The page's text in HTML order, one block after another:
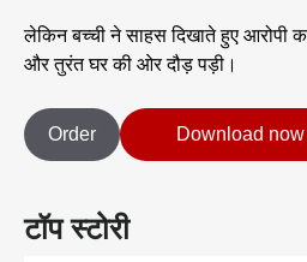
टॉप स्टोरी
लेकिन बच्ची ने साहस दिखाते हुए आरोपी
और तुरंत घर की ओर दौड़ पड़ी।
Order Download now